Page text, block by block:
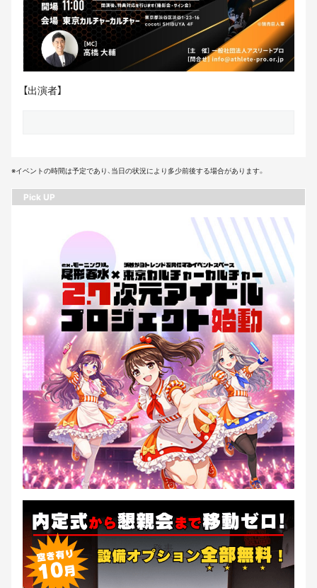
【出演者】
※イベントの時間は予定であり、当日の状況により多少前後する場合があります。
Pick UP